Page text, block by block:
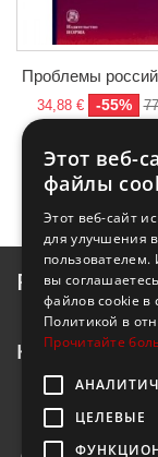
Проблемы
34,88 € -55%
Рассылка
Контактная
Introtek GmbH,
Deutschland
Этот веб-
файлы
Этот веб-сайт
для улучшения
пользователем.
вы
файлов cookie в
Политикой в
Прочитайте
ЦЕЛЕВЫЕ